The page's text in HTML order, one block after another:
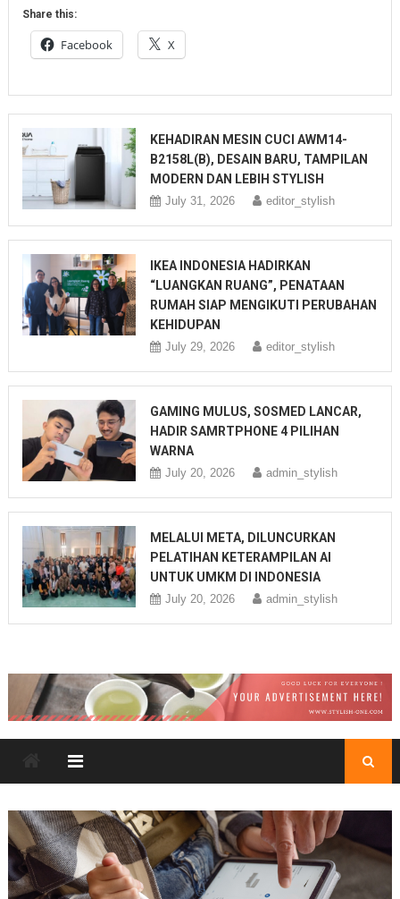
Share this:
Facebook X
KEHADIRAN MESIN CUCI AWM14-
B2158L(B), DESAIN BARU, TAMPILAN
MODERN DAN LEBIH STYLISH
July 31, 2026 editor_stylish
IKEA INDONESIA HADIRKAN
“LUANGKAN RUANG”, PENATAAN
RUMAH SIAP MENGIKUTI PERUBAHAN
KEHIDUPAN
July 29, 2026 editor_stylish
GAMING MULUS, SOSMED LANCAR,
HADIR SAMRTPHONE 4 PILIHAN
WARNA
July 20, 2026 admin_stylish
MELALUI META, DILUNCURKAN
PELATIHAN KETERAMPILAN AI
UNTUK UMKM DI INDONESIA
July 20, 2026 admin_stylish